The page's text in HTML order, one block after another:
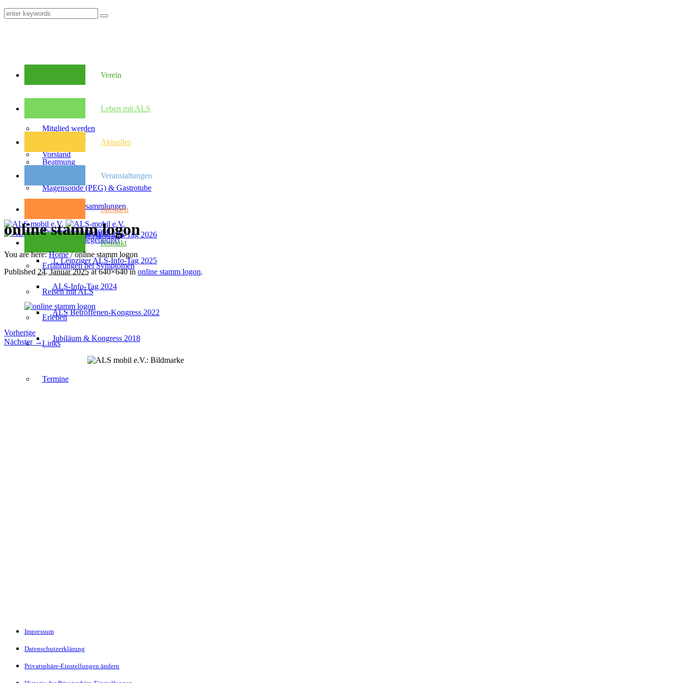
Verein
Mitglied werden
Vorstand
Mitglieder­versammlungen
Kondolenzseite 2025
Leben mit ALS
Was ist ALS?
Beatmung
Magensonde (PEG) & Gastrotube
Checkliste Pflegebudget
Erfahrungen bei Symptomen
Reisen mit ALS
Erleben
Links
Aktuelles
Veranstaltungen
2. Leipziger ALS-Info-Tag 2026
1. Leipziger ALS-Info-Tag 2025
ALS-Info-Tag 2024
ALS Betroffenen-Kongress 2022
Jubiläum & Kongress 2018
Termine
Spenden
Kontakt
online stamm logon
You are here:Home /online stamm logon
Published 24. Januar 2025at 640×640 in online stamm logon.
Vorherige
Nächster →
Impressum
Datenschutzerklärung
Privatsphäre-Einstellungen ändern